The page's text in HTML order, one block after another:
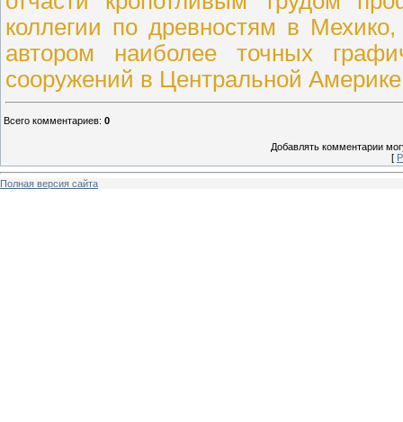
коллегии по древностям в
автором наиболее точных
сооружений в Центральной
Всего комментариев: 0
Добавлять комментарии
[
Полная версия сайта